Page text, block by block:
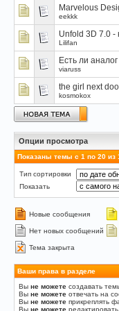
Marvelous
eekkk
Unfold 3D 7.0 -
Lilifan
Есть ли
viaruss
the girl next
kosmokox
Опции просмотра
Показаны темы с 1 по 20 из
Тип сортировки
Показать
Новые сообщения
Нет новых сообщений
Тема закрыта
Ваши права в разделе
Вы не можете создавать
Вы не можете отвечать на
Вы не можете прикреплять
Вы не можете